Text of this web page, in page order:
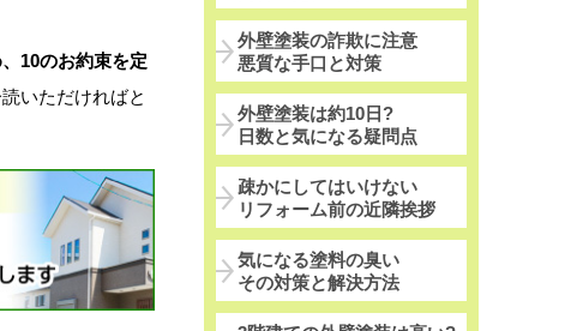
10のお約束を定
いただければと
外壁塗装の詐欺に注意
悪質な手口と対策
外壁塗装は約10日?
日数と気になる疑問点
疎かにしてはいけない
リフォーム前の近隣挨拶
気になる塗料の臭い
その対策と解決方法